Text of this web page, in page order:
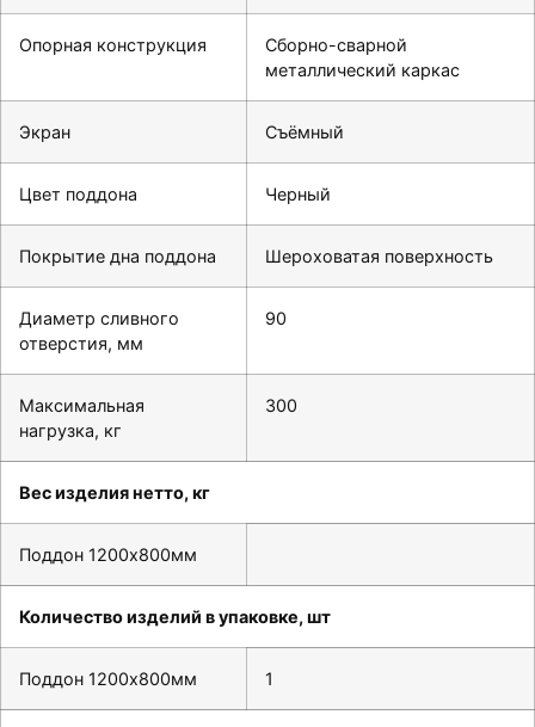
Опорная конструкция
Сборно-сварной
металлический каркас
Экран Съёмный
Цвет поддона Черный
Покрытие дна поддона Шероховатая поверхность
Диаметр сливного
отверстия, мм
90
Максимальная
нагрузка, кг
300
Вес изделия нетто, кг
Поддон 1200х800мм
Количество изделий в упаковке, шт
Поддон 1200х800мм 1